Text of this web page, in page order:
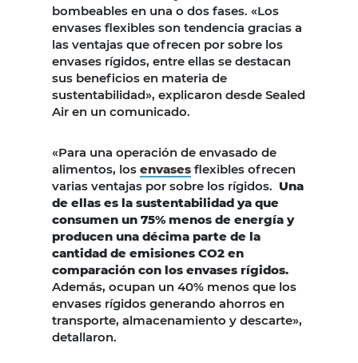
bombeables en una o dos fases. «Los
envases flexibles son tendencia gracias a
las ventajas que ofrecen por sobre los
envases rígidos, entre ellas se destacan
sus beneficios en materia de
sustentabilidad», explicaron desde Sealed
Air en un comunicado.
«Para una operación de envasado de
alimentos, los envases flexibles ofrecen
varias ventajas por sobre los rígidos. Una
de ellas es la sustentabilidad ya que
consumen un 75% menos de energía y
producen una décima parte de la
cantidad de emisiones CO2 en
comparación con los envases rígidos.
Además, ocupan un 40% menos que los
envases rígidos generando ahorros en
transporte, almacenamiento y descarte»,
detallaron.